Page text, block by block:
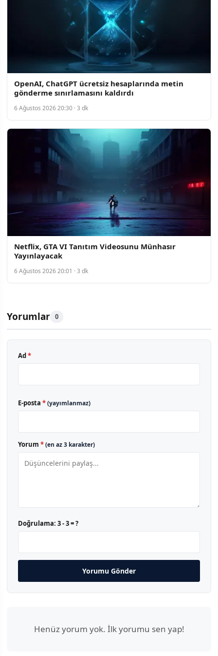
OpenAI, ChatGPT ücretsiz hesaplarında metin
gönderme sınırlamasını kaldırdı
6 Ağustos 2026 20:30 · 3 dk
Netflix, GTA VI Tanıtım Videosunu Münhasır
Yayınlayacak
6 Ağustos 2026 20:01 · 3 dk
Yorumlar 0
Ad*
E-posta *(yayımlanmaz)
Yorum *(en az 3 karakter)
Doğrulama: 3 - 3 = ?
Yorumu Gönder
Henüz yorum yok. İlk yorumu sen yap!